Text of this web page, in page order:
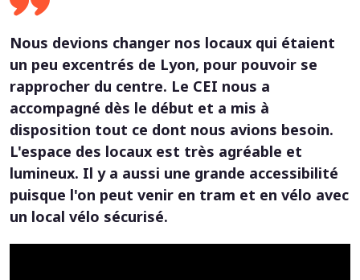
Nous devions changer nos locaux qui étaient
un peu excentrés de Lyon, pour pouvoir se
rapprocher du centre. Le CEI nous a
accompagné dès le début et a mis à
disposition tout ce dont nous avions besoin.
L'espace des locaux est très agréable et
lumineux. Il y a aussi une grande accessibilité
puisque l'on peut venir en tram et en vélo avec
un local vélo sécurisé.